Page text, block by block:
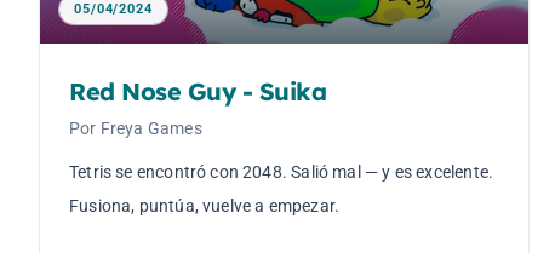
05/04/2024
Red Nose Guy - Suika
Por Freya Games
Tetris se encontró con 2048. Salió mal — y es excelente.
Fusiona, puntúa, vuelve a empezar.